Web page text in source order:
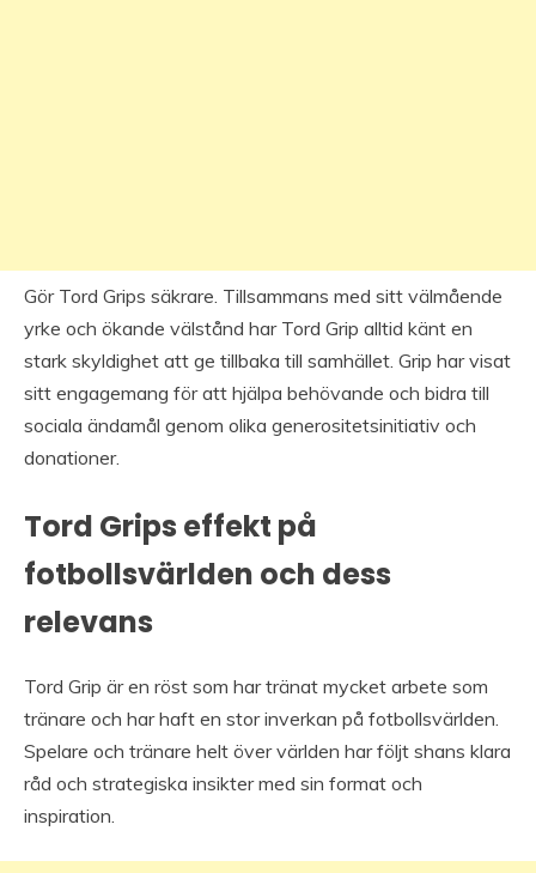
Gör Tord Grips säkrare. Tillsammans med sitt välmående
yrke och ökande välstånd har Tord Grip alltid känt en
stark skyldighet att ge tillbaka till samhället. Grip har visat
sitt engagemang för att hjälpa behövande och bidra till
sociala ändamål genom olika generositetsinitiativ och
donationer.
Tord Grips effekt på
fotbollsvärlden och dess
relevans
Tord Grip är en röst som har tränat mycket arbete som
tränare och har haft en stor inverkan på fotbollsvärlden.
Spelare och tränare helt över världen har följt shans klara
råd och strategiska insikter med sin format och
inspiration.